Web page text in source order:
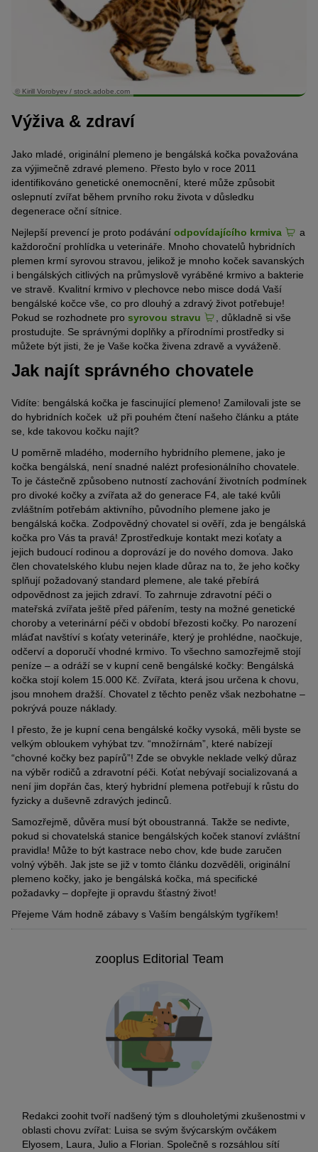
© Kirill Vorobyev / stock.adobe.com
Výživa & zdraví
Jako mladé, originální plemeno je bengálská kočka považována
za výjimečně zdravé plemeno. Přesto bylo v roce 2011
identifikováno genetické onemocnění, které může způsobit
oslepnutí zvířat během prvního roku života v důsledku
degenerace oční sítnice.
Nejlepší prevencí je proto podávání odpovídajícího krmiva
a
každoroční prohlídka u veterináře. Mnoho chovatelů hybridních
plemen krmí syrovou stravou, jelikož je mnoho koček savanských
i bengálských citlivých na průmyslově vyráběné krmivo a bakterie
ve stravě. Kvalitní krmivo v plechovce nebo misce dodá Vaší
bengálské kočce vše, co pro dlouhý a zdravý život potřebuje!
Pokud se rozhodnete pro syrovou stravu
, důkladně si vše
prostudujte. Se správnými doplňky a přírodními prostředky si
můžete být jisti, že je Vaše kočka živena zdravě a vyváženě.
Jak najít správného chovatele
Vidíte: bengálská kočka je fascinující plemeno! Zamilovali jste se
do hybridních koček už při pouhém čtení našeho článku a ptáte
se, kde takovou kočku najít?
U poměrně mladého, moderního hybridního plemene, jako je
kočka bengálská, není snadné nalézt profesionálního chovatele.
To je částečně způsobeno nutností zachování životních podmínek
pro divoké kočky a zvířata až do generace F4, ale také kvůli
zvláštním potřebám aktivního, původního plemene jako je
bengálská kočka. Zodpovědný chovatel si ověří, zda je bengálská
kočka pro Vás ta pravá! Zprostředkuje kontakt mezi koťaty a
jejich budoucí rodinou a doprovází je do nového domova. Jako
člen chovatelského klubu nejen klade důraz na to, že jeho kočky
splňují požadovaný standard plemene, ale také přebírá
odpovědnost za jejich zdraví. To zahrnuje zdravotní péči o
mateřská zvířata ještě před pářením, testy na možné genetické
choroby a veterinární péči v období březosti kočky. Po narození
mláďat navštíví s koťaty veterináře, který je prohlédne, naočkuje,
odčerví a doporučí vhodné krmivo. To všechno samozřejmě stojí
peníze – a odráží se v kupní ceně bengálské kočky: Bengálská
kočka stojí kolem 15.000 Kč. Zvířata, která jsou určena k chovu,
jsou mnohem dražší. Chovatel z těchto peněz však nezbohatne –
pokrývá pouze náklady.
I přesto, že je kupní cena bengálské kočky vysoká, měli byste se
velkým obloukem vyhýbat tzv. “množírnám”, které nabízejí
“chovné kočky bez papírů”! Zde se obvykle neklade velký důraz
na výběr rodičů a zdravotní péči. Koťat nebývají socializovaná a
není jim dopřán čas, který hybridní plemena potřebují k růstu do
fyzicky a duševně zdravých jedinců.
Samozřejmě, důvěra musí být oboustranná. Takže se nedivte,
pokud si chovatelská stanice bengálských koček stanoví zvláštní
pravidla! Může to být kastrace nebo chov, kde bude zaručen
volný výběh. Jak jste se již v tomto článku dozvěděli, originální
plemeno kočky, jako je bengálská kočka, má specifické
požadavky – dopřejte ji opravdu šťastný život!
Přejeme Vám hodně zábavy s Vaším bengálským tygříkem!
zooplus Editorial Team
Redakci zoohit tvoří nadšený tým s dlouholetými zkušenostmi v
oblasti chovu zvířat: Luisa se svým švýcarským ovčákem
Elyosem, Laura, Julio a Florian. Společně s rozsáhlou sítí